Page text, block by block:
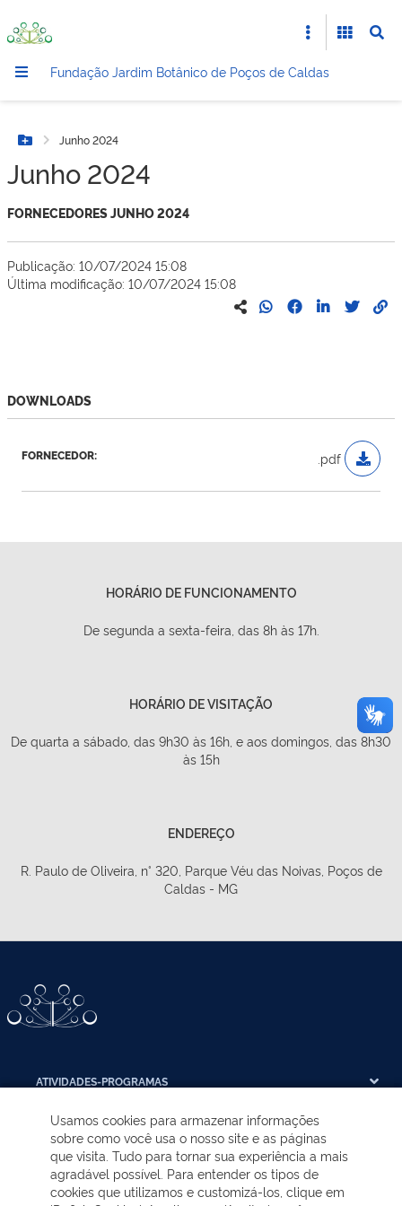
Fundação Jardim Botânico de Poços de Caldas
Botão Menu
Junho 2024
Junho 2024
FORNECEDORES JUNHO 2024
Publicação: 10/07/2024 15:08
Última modificação: 10/07/2024 15:08
DOWNLOADS
FORNECEDOR: .pdf
HORÁRIO DE FUNCIONAMENTO
De segunda a sexta-feira, das 8h às 17h.
HORÁRIO DE VISITAÇÃO
De quarta a sábado, das 9h30 às 16h, e aos domingos, das 8h30
às 15h
ENDEREÇO
R. Paulo de Oliveira, n° 320, Parque Véu das Noivas, Poços de
Caldas - MG
ATIVIDADES-PROGRAMAS
EDUCAÇÃO AMBIENTAL
NOTÍCIAS
Usamos cookies para armazenar informações
sobre como você usa o nosso site e as páginas
que visita. Tudo para tornar sua experiência a mais
agradável possível. Para entender os tipos de
cookies que utilizamos e customizá-los, clique em